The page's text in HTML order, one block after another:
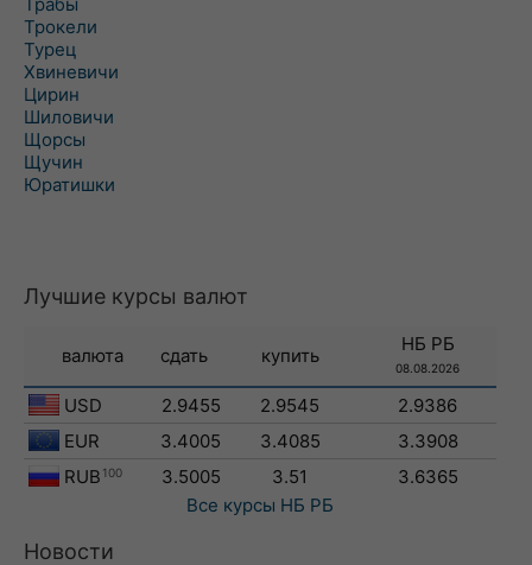
Трокели
Турец
Хвиневичи
Цирин
Шиловичи
Щорсы
Щучин
Юратишки
Лучшие курсы валют
валюта сдать купить
НБ РБ
08.08.2026
USD 2.9455 2.9545
2.9386
EUR
3.4005 3.4085
3.3908
RUB 100 3.5005 3.51
3.6365
Все курсы НБ РБ
Новости